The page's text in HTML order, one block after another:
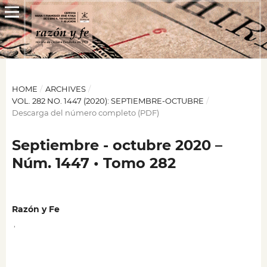
HOME / ARCHIVES /
VOL. 282 NO. 1447 (2020): SEPTIEMBRE-OCTUBRE /
Descarga del número completo (PDF)
Septiembre - octubre 2020 –
Núm. 1447 • Tomo 282
Razón y Fe